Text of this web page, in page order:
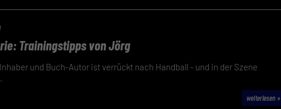
Trainingstipps von Jörg
und Buch-Autor ist verrückt nach Handball - und in der Szene
weiterlesen »